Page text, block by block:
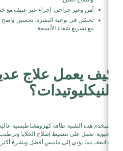
آمن وغير جراحي: إجراء غير عنيف مع
تحسّن في نوعية البشرة: تحسين واضح في
مع تسريع شفاء الأنسجة.
كيف يعمل علاج عديد
النيكليوتيدات؟
تستخدم هذه التقنية طاقة كهرومغناطيسية عالية
الحيوية. تعمل على تنشيط إصلاح الخلايا وترطيب
الدقيقة، مما يؤدي إلى ملمس أفضل وبشرة أكثر